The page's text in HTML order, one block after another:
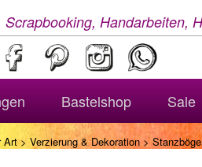
Scrapbooking, Handarbeiten,
Bastelshop Sale
Art> Verzierung & Dekoration>